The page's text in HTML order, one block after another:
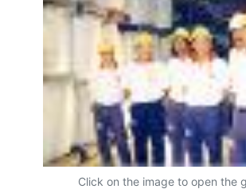
Click on the image to open the